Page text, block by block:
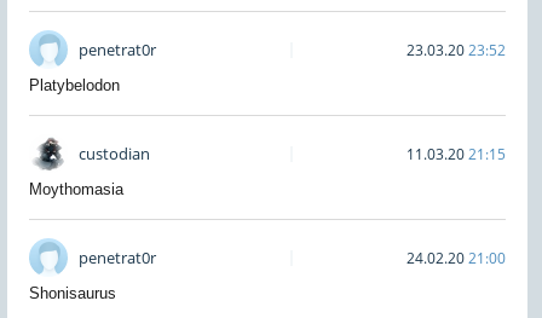
penetrat0r 23.03.2023:52
Platybelodon
custodian 11.03.2021:15
Moythomasia
penetrat0r 24.02.2021:00
Shonisaurus